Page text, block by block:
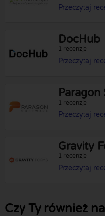
Przeczytaj
DocHub
1 recenzje
Przeczytaj
Paragon
1 recenzje
Przeczytaj
Gravity
1 recenzje
Przeczytaj
Czy Ty również